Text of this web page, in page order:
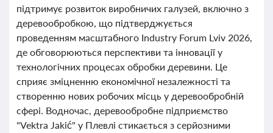
підтримує розвиток виробничих галузей, включно з
деревообробкою, що підтверджується
проведенням масштабного Industry Forum Lviv 2026,
де обговорюються перспективи та інновації у
технологічних процесах обробки деревини. Це
сприяє зміцненню економічної незалежності та
створенню нових робочих місць у деревообробній
сфері. Водночас, деревообробне підприємство
"Vektra Jakić" у Плевлі стикається з серйозними